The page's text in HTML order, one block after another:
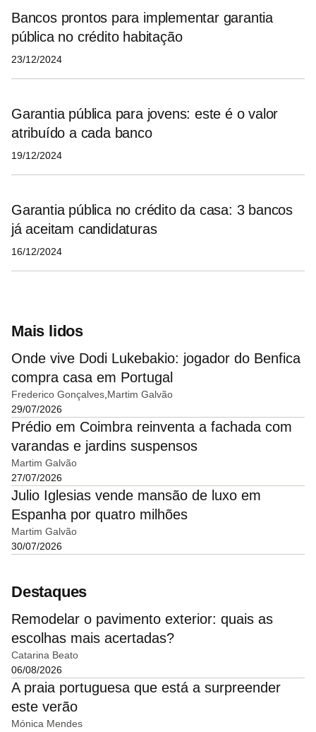
Bancos prontos para implementar garantia
pública no crédito habitação
23/12/2024
Garantia pública para jovens: este é o valor
atribuído a cada banco
19/12/2024
Garantia pública no crédito da casa: 3 bancos
já aceitam candidaturas
16/12/2024
Mais lidos
Onde vive Dodi Lukebakio: jogador do Benfica
compra casa em Portugal
Frederico Gonçalves Martim Galvão
29/07/2026
Prédio em Coimbra reinventa a fachada com
varandas e jardins suspensos
Martim Galvão
27/07/2026
Julio Iglesias vende mansão de luxo em
Espanha por quatro milhões
Martim Galvão
30/07/2026
Destaques
Remodelar o pavimento exterior: quais as
escolhas mais acertadas?
Catarina Beato
06/08/2026
A praia portuguesa que está a surpreender
este verão
Mónica Mendes